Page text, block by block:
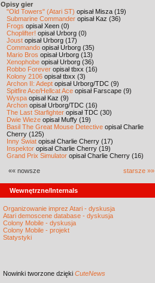
Opisy gier
"Old Towers" (Atari ST) opisał Misza (19)
Submarine Commander opisał Kaz (36)
Frogs opisał Xeen (0)
Choplifter! opisał Urborg (0)
Joust opisał Urborg (17)
Commando opisał Urborg (35)
Mario Bros opisał Urborg (13)
Xenophobe opisał Urborg (36)
Robbo Forever opisał tbxx (16)
Kolony 2106 opisał tbxx (3)
Archon II: Adept opisał Urborg/TDC (9)
Spitfire Ace/Hellcat Ace opisał Farscape (9)
Wyspa opisał Kaz (9)
Archon opisał Urborg/TDC (16)
The Last Starfighter opisał TDC (30)
Dwie Wieże opisał Muffy (19)
Basil The Great Mouse Detective opisał Charlie
Cherry (125)
Inny Świat opisał Charlie Cherry (17)
Inspektor opisał Charlie Cherry (19)
Grand Prix Simulator opisał Charlie Cherry (16)
«« nowsze starsze »»
Wewnętrzne/Internals
Organizowanie imprez Atari - dyskusja
Atari demoscene database - dyskusja
Colony Mobile - dyskusja
Colony Mobile - projekt
Statystyki
Nowinki tworzone dzięki CuteNews